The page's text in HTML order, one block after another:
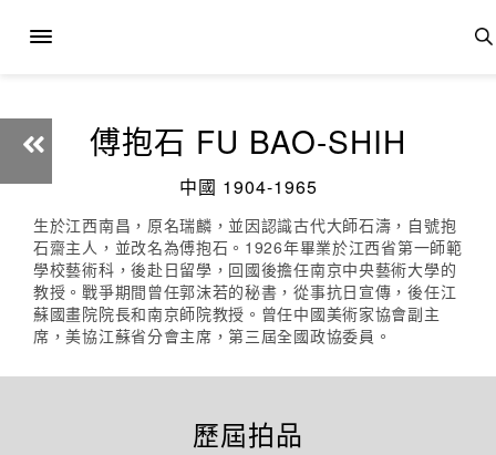
傅抱石 FU BAO-SHIH
中國 1904-1965
生於江西南昌，原名瑞麟，並因認識古代大師石濤，自號抱
石齋主人，並改名為傅抱石。1926年畢業於江西省第一師範
學校藝術科，後赴日留學，回國後擔任南京中央藝術大學的
教授。戰爭期間曾任郭沫若的秘書，從事抗日宣傳，後任江
蘇國畫院院長和南京師院教授。曾任中國美術家協會副主
席，美協江蘇省分會主席，第三屆全國政協委員。
歷屆拍品